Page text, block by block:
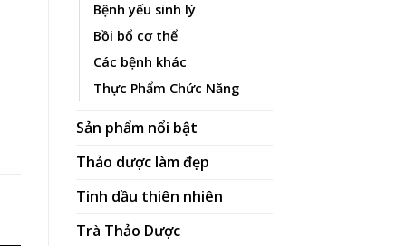
Bệnh yếu sinh lý
Bồi bổ cơ thể
Các bệnh khác
Thực Phẩm Chức Năng
Sản phẩm nổi bật
Thảo dược làm đẹp
Tinh dầu thiên nhiên
Trà Thảo Dược